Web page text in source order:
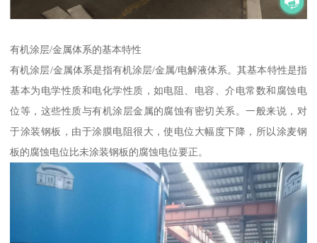
有机涂层/金属体系的基本特性
有机涂层/金属体系是指有机涂层/金属/电解液体系。其基本特性是指
基本为电学性质和电化学性质，如电阻、电容、介电常数和腐蚀电
位等，这些性质与有机涂层金属的腐蚀有密切关系。一般来说，对
于涂装钢板，由于涂膜电阻很大，使电位大幅度下降，所以涂麦钢
板的腐蚀电位比未涂装钢板的腐蚀电位要正。